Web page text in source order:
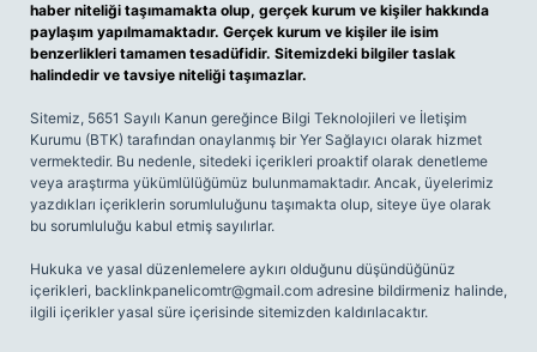
haber niteliği taşımamakta olup, gerçek kurum ve kişiler hakkında
paylaşım yapılmamaktadır. Gerçek kurum ve kişiler ile isim
benzerlikleri tamamen tesadüfidir. Sitemizdeki bilgiler taslak
halindedir ve tavsiye niteliği taşımazlar.
Sitemiz, 5651 Sayılı Kanun gereğince Bilgi Teknolojileri ve İletişim
Kurumu (BTK) tarafından onaylanmış bir Yer Sağlayıcı olarak hizmet
vermektedir. Bu nedenle, sitedeki içerikleri proaktif olarak denetleme
veya araştırma yükümlülüğümüz bulunmamaktadır. Ancak, üyelerimiz
yazdıkları içeriklerin sorumluluğunu taşımakta olup, siteye üye olarak
bu sorumluluğu kabul etmiş sayılırlar.
Hukuka ve yasal düzenlemelere aykırı olduğunu düşündüğünüz
içerikleri, backlinkpanelicomtr@gmail.com adresine bildirmeniz halinde,
ilgili içerikler yasal süre içerisinde sitemizden kaldırılacaktır.